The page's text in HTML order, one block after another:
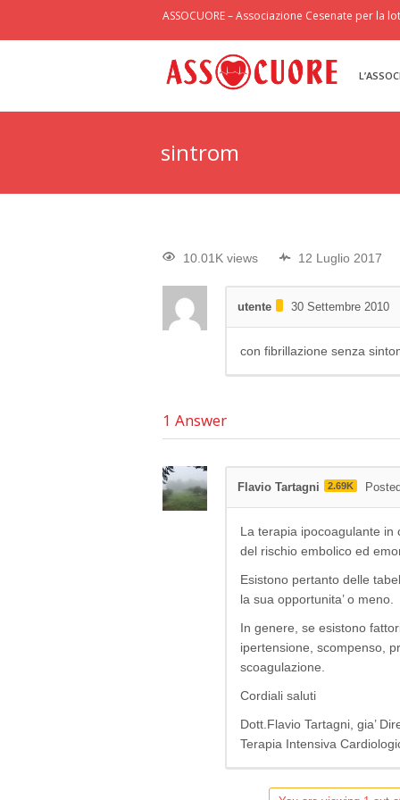
ASSOCUORE – Associazione Cesenate per la
sintrom
10.01K views 12 Luglio 2017
utente 30 Settembre 2010
con fibrillazione senza
1 Answer
Flavio Tartagni 2.69K
La terapia ipocoagulante in
del rischio embolico ed
Esistono pertanto delle
la sua opportunita’ o meno.
In genere, se esistono
ipertensione, scompenso,
scoagulazione.
Cordiali saluti
Dott.Flavio Tartagni, gia’
Terapia Intensiva